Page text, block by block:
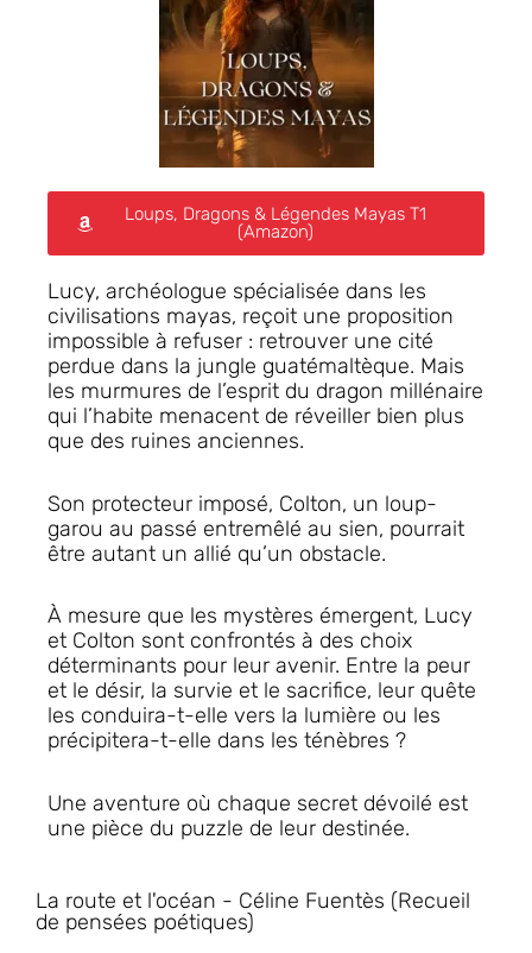
Loups, Dragons & Légendes Mayas T1
(Amazon)
Lucy, archéologue spécialisée dans les
civilisations mayas, reçoit une proposition
impossible à refuser : retrouver une cité
perdue dans la jungle guatémaltèque. Mais
les murmures de l’esprit du dragon millénaire
qui l’habite menacent de réveiller bien plus
que des ruines anciennes.
Son protecteur imposé, Colton, un loup-
garou au passé entremêlé au sien, pourrait
être autant un allié qu’un obstacle.
À mesure que les mystères émergent, Lucy
et Colton sont confrontés à des choix
déterminants pour leur avenir. Entre la peur
et le désir, la survie et le sacrifice, leur quête
les conduira-t-elle vers la lumière ou les
précipitera-t-elle dans les ténèbres ?
Une aventure où chaque secret dévoilé est
une pièce du puzzle de leur destinée.
La route et l'océan - Céline Fuentès (Recueil
de pensées poétiques)